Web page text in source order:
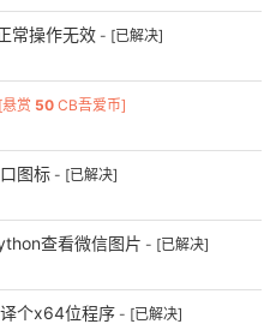
常操作无效 - [已解决]
[悬赏 50 CB吾爱币]
图标 - [已解决]
查看微信图片 - [已解决]
个x64位程序 - [已解决]